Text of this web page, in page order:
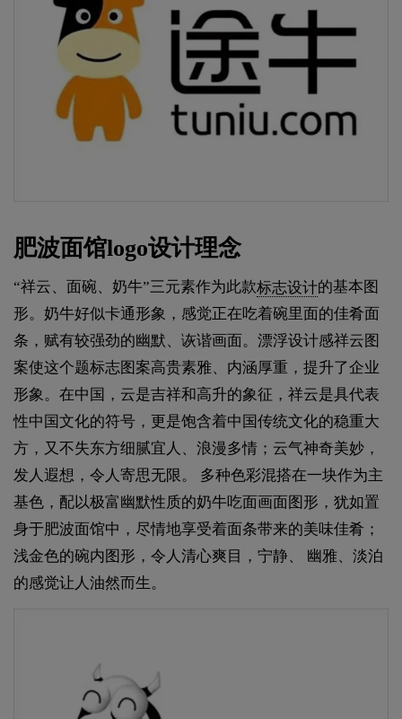
肥波面馆logo设计理念
“祥云、面碗、奶牛”三元素作为此款标志设计的基本图
形。奶牛好似卡通形象，感觉正在吃着碗里面的佳肴面
条，赋有较强劲的幽默、诙谐画面。漂浮设计感祥云图
案使这个题标志图案高贵素雅、内涵厚重，提升了企业
形象。在中国，云是吉祥和高升的象征，祥云是具代表
性中国文化的符号，更是饱含着中国传统文化的稳重大
方，又不失东方细腻宜人、浪漫多情；云气神奇美妙，
发人遐想，令人寄思无限。 多种色彩混搭在一块作为主
基色，配以极富幽默性质的奶牛吃面画面图形，犹如置
身于肥波面馆中，尽情地享受着面条带来的美味佳肴；
浅金色的碗内图形，令人清心爽目，宁静、 幽雅、淡泊
的感觉让人油然而生。